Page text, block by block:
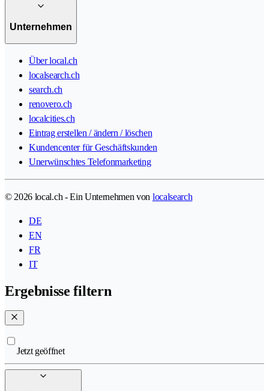
Unternehmen
Über local.ch
localsearch.ch
search.ch
renovero.ch
localcities.ch
Eintrag erstellen / ändern / löschen
Kundencenter für Geschäftskunden
Unerwünschtes Telefonmarketing
© 2026 local.ch - Ein Unternehmen von localsearch
DE
EN
FR
IT
Ergebnisse filtern
Jetzt geöffnet